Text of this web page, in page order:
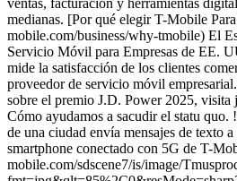
ventas, facturación y herramientas
medianas. [Por qué elegir T-Mobile
mobile.com/business/why-tmobile) El
Servicio Móvil para Empresas de EE.
mide la satisfacción de los clientes
proveedor de servicio móvil
sobre el premio J.D. Power 2025, visita
Cómo ayudamos a sacudir el statu quo.
de una ciudad envía mensajes de texto
smartphone conectado con 5G de T-
mobile.com/sdscene7/is/image/